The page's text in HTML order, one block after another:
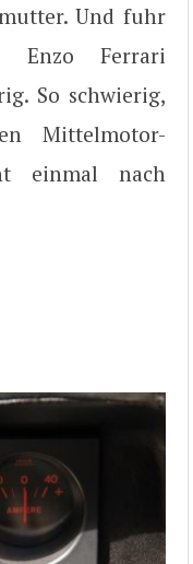
Und fuhr
Ferrari
So schwierig,
Mittelmotor-
einmal nach